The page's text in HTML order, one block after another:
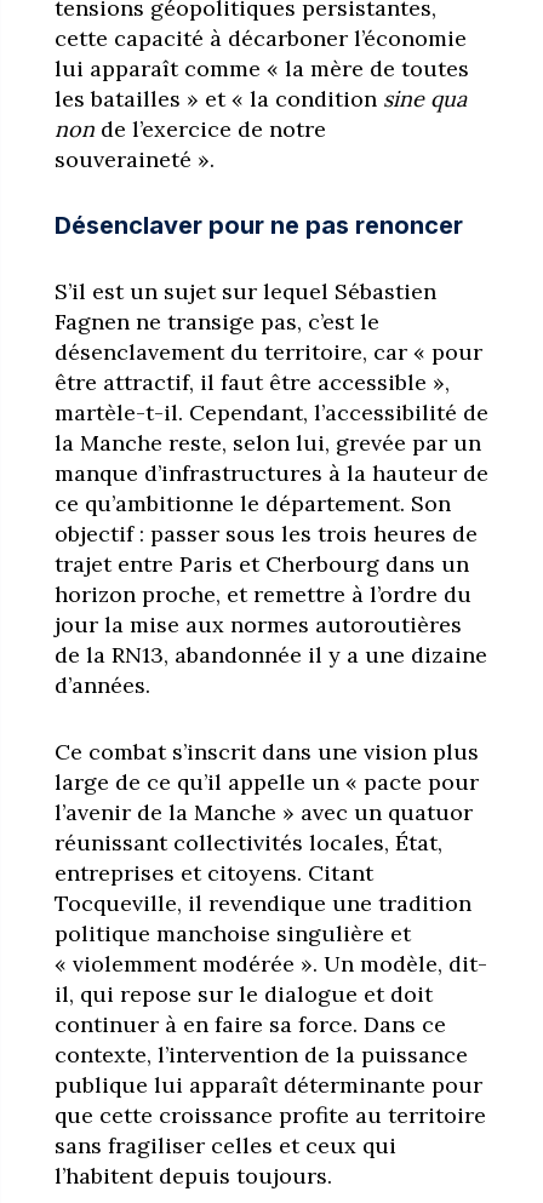
tensions géopolitiques persistantes,
cette capacité à décarboner l’économie
lui apparaît comme « la mère de toutes
les batailles » et « la condition sine qua
nonde l’exercice de notre
souveraineté ».
Désenclaver pour ne pas renoncer
S’il est un sujet sur lequel Sébastien
Fagnen ne transige pas, c’est le
désenclavement du territoire, car « pour
être attractif, il faut être accessible »,
martèle-t-il. Cependant, l’accessibilité de
la Manche reste, selon lui, grevée par un
manque d’infrastructures à la hauteur de
ce qu’ambitionne le département. Son
objectif : passer sous les trois heures de
trajet entre Paris et Cherbourg dans un
horizon proche, et remettre à l’ordre du
jour la mise aux normes autoroutières
de la RN13, abandonnée il y a une dizaine
d’années.
Ce combat s’inscrit dans une vision plus
large de ce qu’il appelle un « pacte pour
l’avenir de la Manche » avec un quatuor
réunissant collectivités locales, État,
entreprises et citoyens. Citant
Tocqueville, il revendique une tradition
politique manchoise singulière et
« violemment modérée ». Un modèle, dit-
il, qui repose sur le dialogue et doit
continuer à en faire sa force. Dans ce
contexte, l’intervention de la puissance
publique lui apparaît déterminante pour
que cette croissance profite au territoire
sans fragiliser celles et ceux qui
l’habitent depuis toujours.